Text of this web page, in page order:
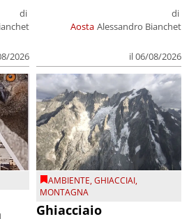
di
2026
Aosta
di
Alessandro Bianchet
il 06/08/2026
AMBIENTE,GHIACCIAI,
MONTAGNA
Ghiacciaio